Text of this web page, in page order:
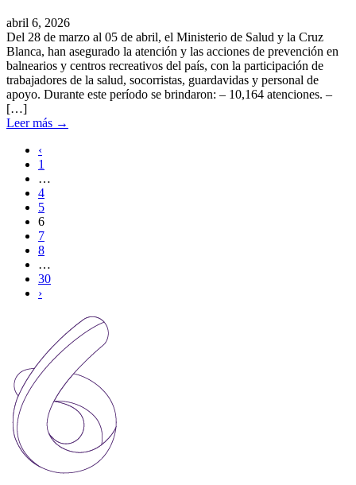
abril 6, 2026
Del 28 de marzo al 05 de abril, el Ministerio de Salud y la Cruz
Blanca, han asegurado la atención y las acciones de prevención en
balnearios y centros recreativos del país, con la participación de
trabajadores de la salud, socorristas, guardavidas y personal de
apoyo. Durante este período se brindaron: – 10,164 atenciones. –
[…]
Leer más →
‹
1
…
4
5
6
7
8
…
30
›